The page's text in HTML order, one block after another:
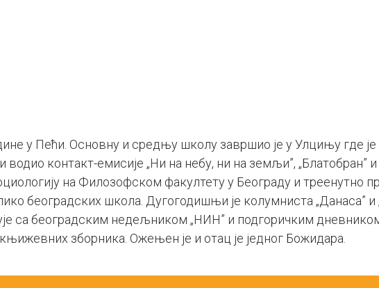
у Пећи. Основну и средњу школу завршио је у Улцињу где је
водио контакт-емисије „Ни на небу, ни на земљи”, „Блатобран” и
на Филозофском факултету у Београду и треенутно
београдских школа. Дугогодишњи је колумниста „Данаса” и
са београдским недељником „НИН” и подгоричким дневником
зборника. Ожењен је и отац је једног Божидара.